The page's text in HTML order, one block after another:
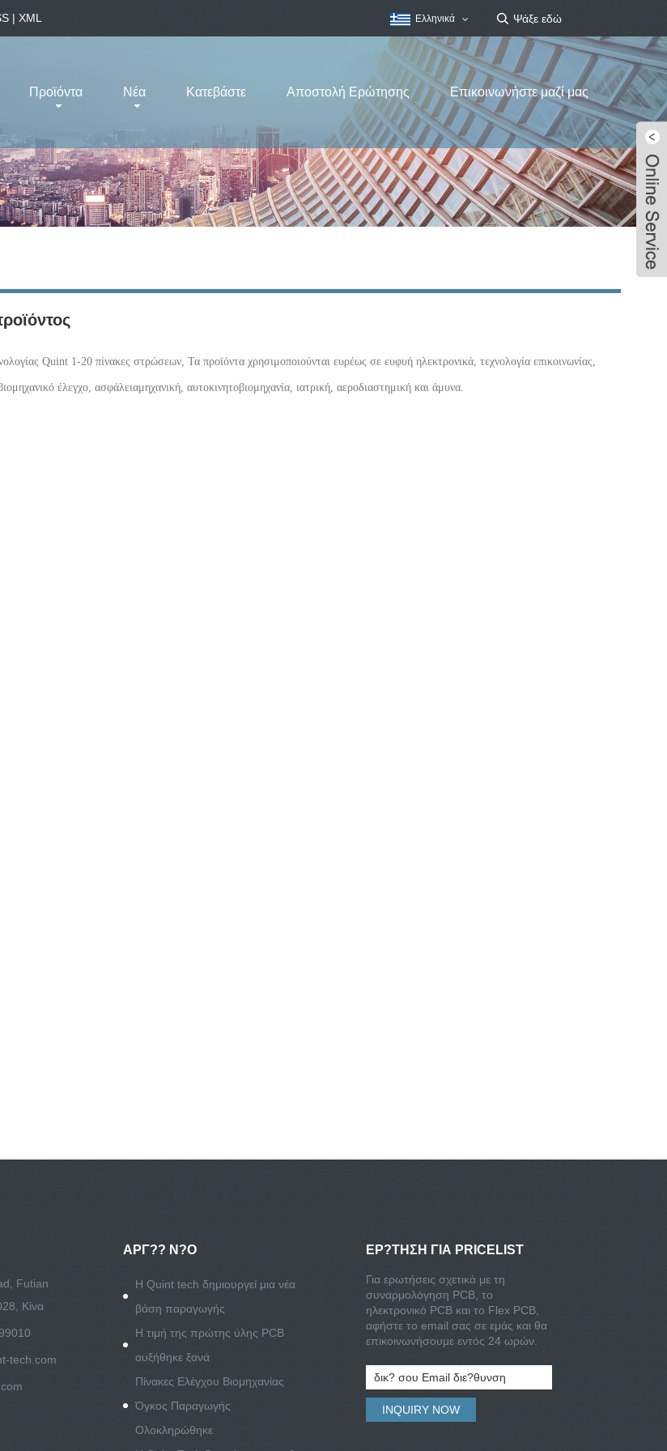
| XML Ελληνικά
Προϊόντα Νέα Κατεβάστε Αποστολή Ερώτησης Επικοινωνήστε μαζί μας
Quint 1-20 πίνακες στρώσεων, Τα προϊόντα χρησιμοποιούνται ευρέως σε ευφυή ηλεκτρονικά, τεχνολογία επικοινωνίας,
έλεγχο, ασφάλειαμηχανική, αυτοκινητοβιομηχανία, ιατρική, αεροδιαστημική και άμυνα.
Futian
Κίνα
tech.com
ΑΡΓ?? Ν?Ο
Η Quint tech δημιουργεί μια νέα
βάση παραγωγής
Η τιμή της πρώτης ύλης PCB
αυξήθηκε ξανά
Πίνακες Ελέγχου Βιομηχανίας
Όγκος Παραγωγής
Ολοκληρώθηκε
ΕΡ?ΤΗΣΗ ΓΙΑ PRICELIST
Για ερωτήσεις σχετικά με τη
συναρμολόγηση PCB, το
ηλεκτρονικό PCB και το Flex PCB,
αφήστε το email σας σε εμάς και θα
επικοινωνήσουμε εντός 24 ωρών.